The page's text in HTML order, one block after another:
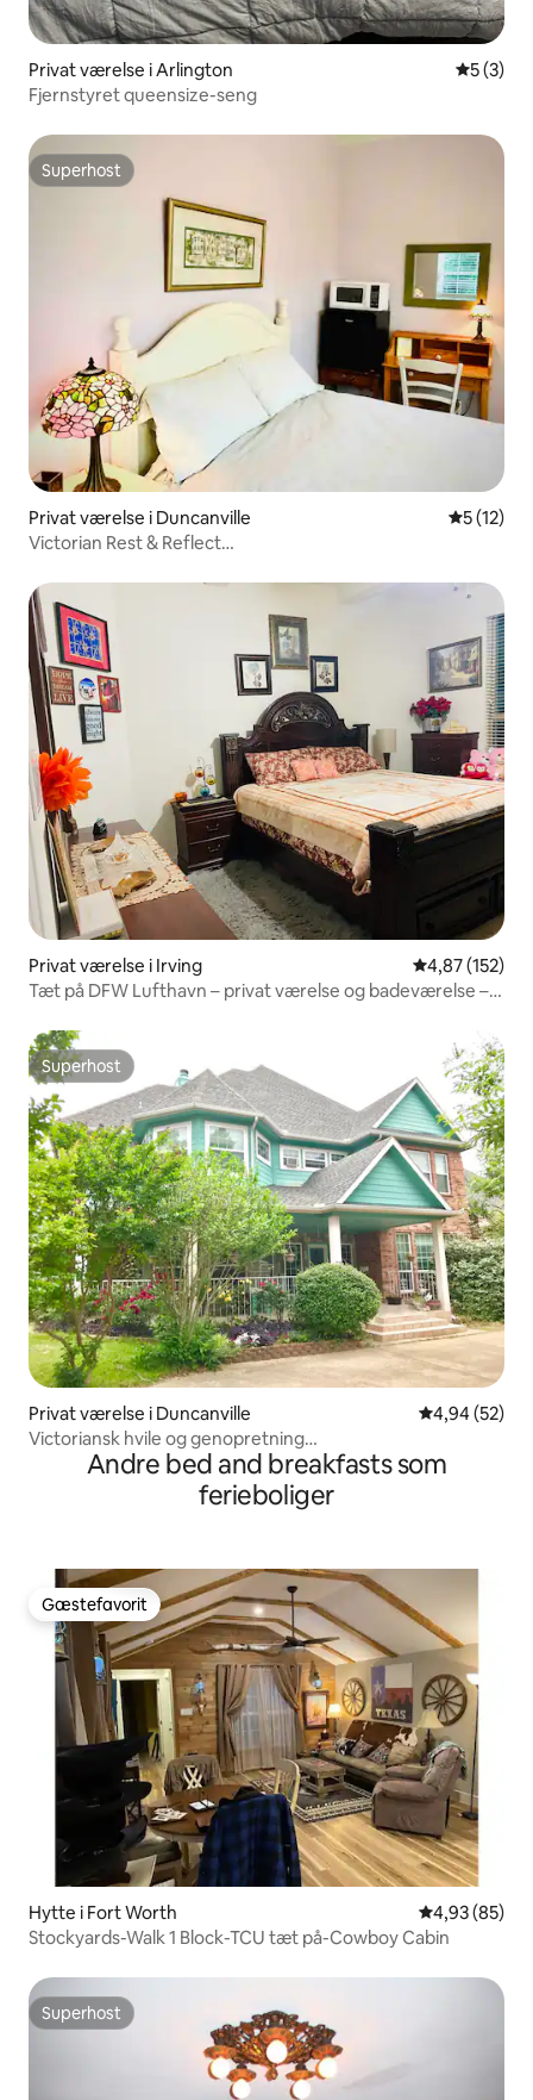
Privat værelse i Arlington 5 ud af 5
5 (3)
Fjernstyret queensize-seng
Superhost
Superhost
Privat værelse i Duncanville 5 ud af 5
5 (12)
Victorian Rest & Reflect
Privat værelse i Irving 4,87 ud af 5 i
4,87 (152)
Tæt på DFW Lufthavn – privat værelse og badeværelse –
Superhost
Superhost
Privat værelse i Duncanville 4,94 ud af 5 i
4,94 (52)
Victoriansk hvile og genopretning
Fredfyldt~Charmerende~Hyggeligt
Andre bed and breakfasts som
ferieboliger
Gæstefavorit
Gæstefavorit
Hytte i Fort Worth 4,93 ud af 5 i
4,93 (85)
Stockyards-Walk 1 Block-TCU tæt på-Cowboy Cabin
Superhost
Superhost